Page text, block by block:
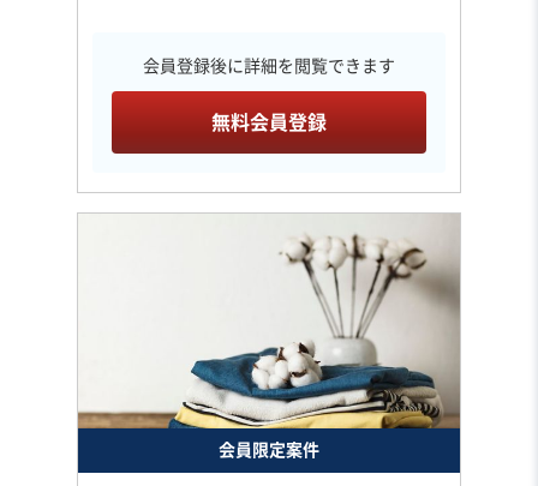
会員登録後に詳細を閲覧できます
無料会員登録
会員限定案件